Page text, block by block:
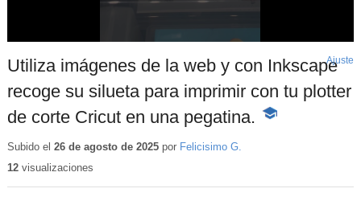
Utiliza imágenes de la web y con Inkscape
recoge su silueta para imprimir con tu plotter
de corte Cricut en una pegatina.
-
Ajuste
Subido el 26 de agosto de 2025por Felicisimo G.
12visualizaciones